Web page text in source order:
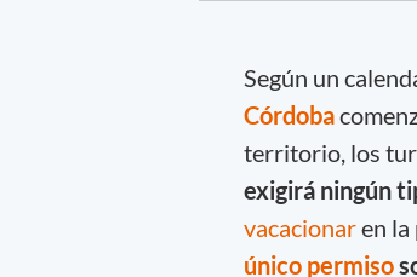
Según un
Córdoba
territorio, los
exigirá ningún
vacacionaren la
único permiso